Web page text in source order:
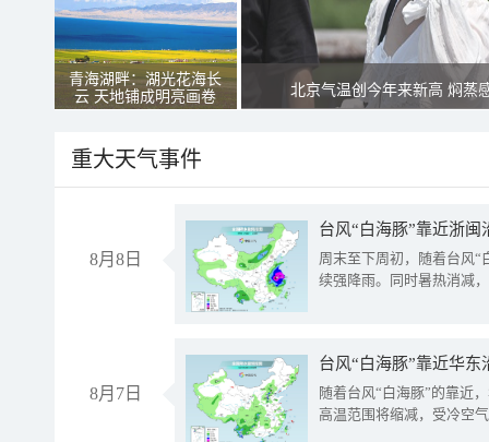
青海湖畔：湖光花海长
云 天地铺成明亮画卷
北京气温创今年来新高 焖蒸
重大天气事件
8月8日
台风“白海豚”靠近浙
周末至下周初，随着台风“
续强降雨。同时暑热消减
8月7日
台风“白海豚”靠近华
随着台风“白海豚”的靠近
高温范围将缩减，受冷空